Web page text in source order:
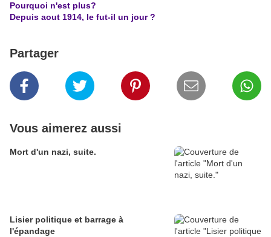
Pourquoi n'est plus?
Depuis aout 1914, le fut-il un jour ?
Partager
Vous aimerez aussi
Mort d'un nazi, suite.
Lisier politique et barrage à
l'épandage